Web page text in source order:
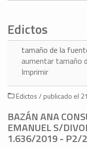
Edictos
tamaño de la
aumentar tamaño
Imprimir
Edictos / publicado el
BAZÁN ANA
EMANUEL S/
1.636/2019 - P2/2